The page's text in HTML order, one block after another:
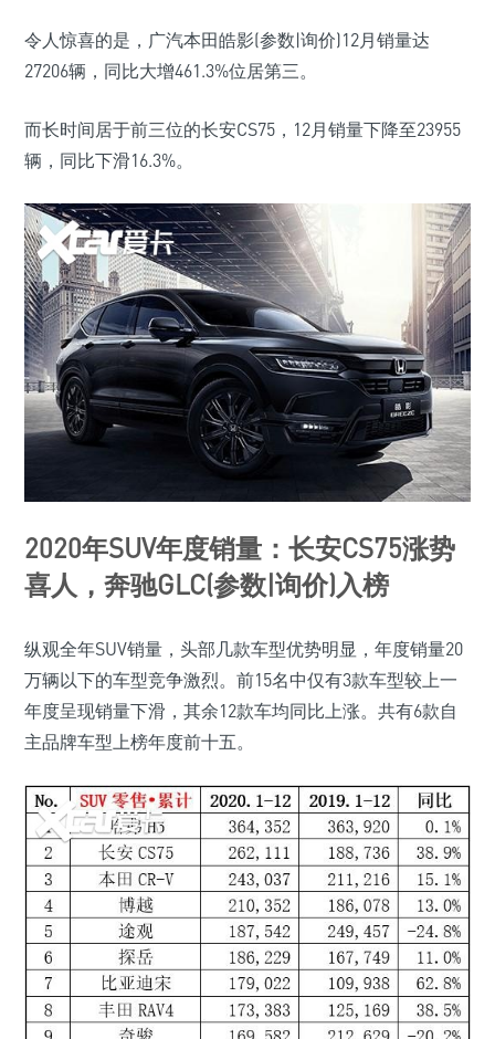
令人惊喜的是，广汽本田皓影(参数|询价)12月销量达
27206辆，同比大增461.3%位居第三。
而长时间居于前三位的长安CS75，12月销量下降至23955
辆，同比下滑16.3%。
2020年SUV年度销量：长安CS75涨势
喜人，奔驰GLC(参数|询价)入榜
纵观全年SUV销量，头部几款车型优势明显，年度销量20
万辆以下的车型竞争激烈。前15名中仅有3款车型较上一
年度呈现销量下滑，其余12款车均同比上涨。共有6款自
主品牌车型上榜年度前十五。